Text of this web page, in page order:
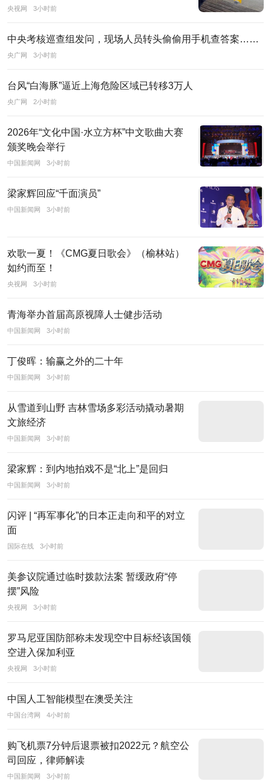
的
府
关
广
泛
的
社
会
系、
丰
的
原
创
闻
信
资
源
和
国
家
威
搜
引
擎
的
品
质
品
具
有
巨
的
发
展
潜
力。
央视网 3小时前
中央考核巡查组发问，现场人员转头偷偷用手机查答案……
央广网 3小时前
台风“白海豚”逼近上海危险区域已转移3万人
央广网 2小时前
2026年“文化中国·水立方杯”中文歌曲大赛
颁奖晚会举行
中国新闻网 3小时前
梁家辉回应“千面演员”
中国新闻网 3小时前
欢歌一夏！《CMG夏日歌会》（榆林站）
如约而至！
央视网 3小时前
青海举办首届高原视障人士健步活动
中国新闻网 3小时前
丁俊晖：输赢之外的二十年
中国新闻网 3小时前
从雪道到山野 吉林雪场多彩活动撬动暑期
文旅经济
中国新闻网 3小时前
梁家辉：到内地拍戏不是“北上”是回归
中国新闻网 3小时前
闪评 | “再军事化”的日本正走向和平的对立
面
国际在线 3小时前
美参议院通过临时拨款法案 暂缓政府“停
摆”风险
央视网 3小时前
罗马尼亚国防部称未发现空中目标经该国领
空进入保加利亚
央视网 3小时前
中国人工智能模型在澳受关注
中国台湾网 4小时前
购飞机票7分钟后退票被扣2022元？航空公
司回应，律师解读
中国新闻网 3小时前